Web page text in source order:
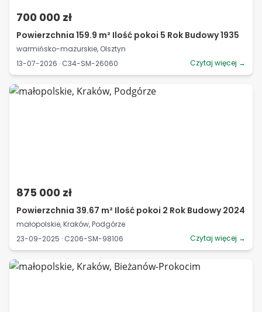
700 000 zł
Powierzchnia 159.9 m² Ilość pokoi 5 Rok Budowy 1935
warmińsko-mazurskie, Olsztyn
13-07-2026 · C34-SM-26060
Czytaj więcej →
875 000 zł
Powierzchnia 39.67 m² Ilość pokoi 2 Rok Budowy 2024
małopolskie, Kraków, Podgórze
23-09-2025 · C206-SM-98106
Czytaj więcej →